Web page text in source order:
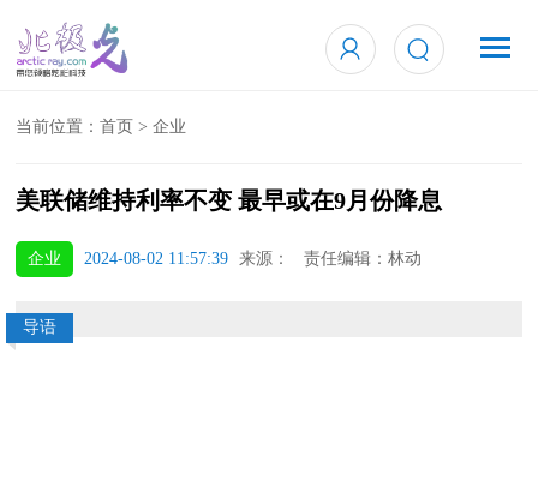
当前位置：首页 >企业
美联储维持利率不变 最早或在9月份降息
企业 2024-08-02 11:57:39 来源： 责任编辑：林动
导语